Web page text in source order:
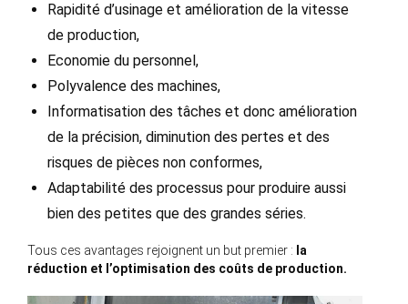
Rapidité d’usinage et amélioration de la vitesse
de production,
Economie du personnel,
Polyvalence des machines,
Informatisation des tâches et donc amélioration
de la précision, diminution des pertes et des
risques de pièces non conformes,
Adaptabilité des processus pour produire aussi
bien des petites que des grandes séries.
Tous ces avantages rejoignent un but premier : la
réduction et l’optimisation des coûts de production.